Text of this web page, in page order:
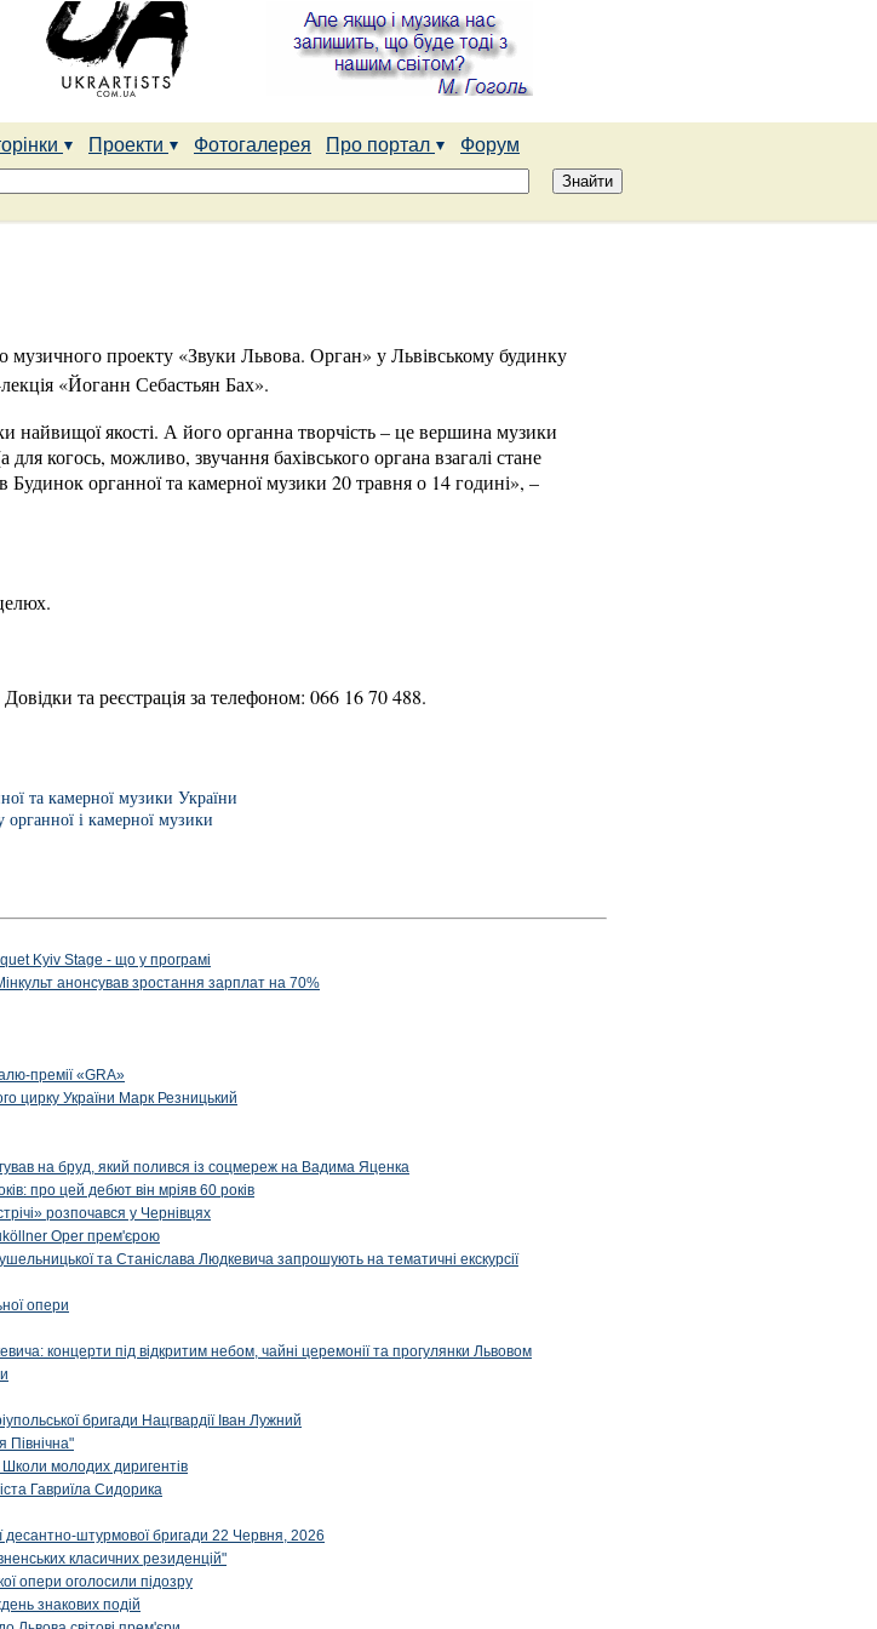
Проекти Фотогалерея Про портал
Форум
музичного проекту «Звуки Львова. Орган» у Львівському будинку
«Йоганн Себастьян Бах».
найвищої якості. А його органна творчість – це вершина музики
когось, можливо, звучання бахівського органа взагалі стане
органної та камерної музики 20 травня о 14 годині», –
та реєстрація за телефоном: 066 16 70 488.
та камерної музики України
і камерної музики
Kyiv Stage - що у програмі
анонсував зростання зарплат на 70%
премії «GRA»
цирку України Марк Резницький
на бруд, який полився із соцмереж на Вадима Яценка
про цей дебют він мріяв 60 років
розпочався у Чернівцях
Oper прем'єрою
та Станіслава Людкевича запрошують на тематичні екскурсії
опери
концерти під відкритим небом, чайні церемонії та прогулянки Львовом
бригади Нацгвардії Іван Лужний
Північна"
Школи молодих диригентів
Гавриїла Сидорика
десантно-штурмової бригади 22 Червня, 2026
класичних резиденцій"
опери оголосили підозру
знакових подій